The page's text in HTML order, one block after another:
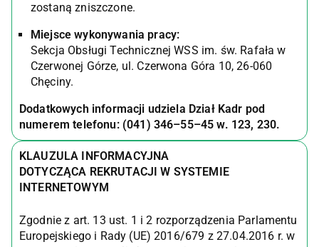
zostaną zniszczone.
Miejsce wykonywania pracy:
Sekcja Obsługi Technicznej WSS im. św. Rafała w
Czerwonej Górze, ul. Czerwona Góra 10, 26-060
Chęciny.
Dodatkowych informacji udziela Dział Kadr pod
numerem telefonu: (041) 346–55–45 w. 123, 230.
KLAUZULA INFORMACYJNA
DOTYCZĄCA REKRUTACJI W SYSTEMIE
INTERNETOWYM
Zgodnie z art. 13 ust. 1 i 2 rozporządzenia Parlamentu
Europejskiego i Rady (UE) 2016/679 z 27.04.2016 r. w